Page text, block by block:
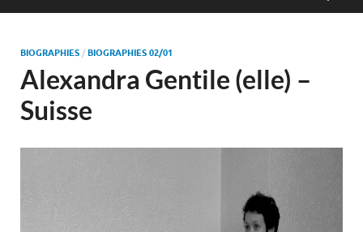
BIOGRAPHIES / BIOGRAPHIES 02/01
Alexandra Gentile (elle) –
Suisse